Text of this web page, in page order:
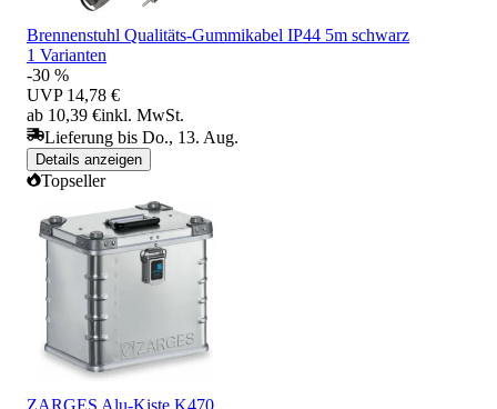
Brennenstuhl Qualitäts-Gummikabel IP44 5m schwarz
1 Varianten
-30 %
UVP 14,78 €
ab 10,39 €inkl. MwSt.
Lieferung bis Do., 13. Aug.
Details anzeigen
Topseller
ZARGES Alu-Kiste K470